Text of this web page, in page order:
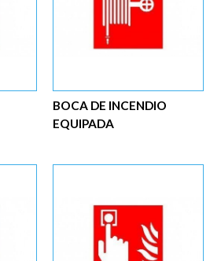
BOCA DE INCENDIO
EQUIPADA